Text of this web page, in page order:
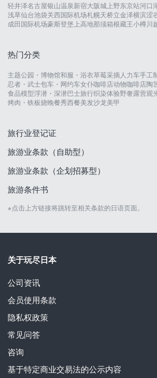
轻井泽名古屋银山温泉新宿大阪城 上野东京站河口
浅草仙台池袋关西国际机场札幌天桥立金泽横滨涩
成田国际机场豪斯登堡 上高地那须箱根藏王小樽川
热门分类
主题公园・博物馆和服・浴衣草莓采摘人力车手工
忍者・武士包车・网约车女仆咖啡店动物咖啡店陶
食品模型浮潜・深潜巴士旅行织染体验野奢露营观
烤肉・铁板烧晚餐秀西餐美发沙龙美甲
旅行业登记证
旅游业条款（自助型）
旅游业条款（企划招募型）
旅游条件书
※点击上方链接将跳转至相关条款的日语页面。
关于玩尽日本
公司资讯
会员使用条款
隐私权政策
常见问答
咨询
基于特定商业交易法的公示内容